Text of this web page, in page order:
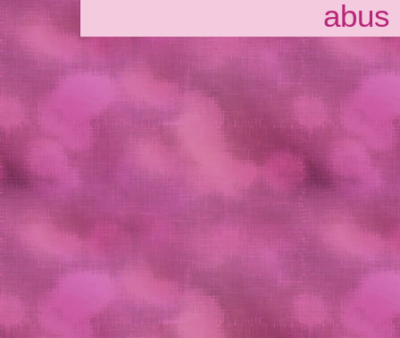
abus